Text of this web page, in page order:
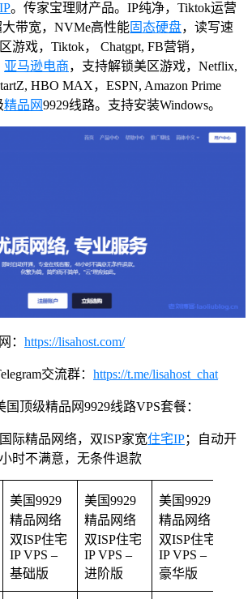
。传家宝理财产品。IP纯净，Tiktok运营
大带宽，NVMe高性能固态硬盘，读写速
游戏，Tiktok， Chatgpt, FB营销，
亚马逊电商，支持解锁美区游戏，Netflix,
HBO MAX，ESPN, Amazon Prime
精品网9929线路。支持安装Windows。
： https://lisahost.com/
交流群： https://t.me/lisahost_chat
国顶级精品网9929线路VPS套餐：
际精品网络，双ISP家宽住宅IP；自动开
时不满意，无条件退款
美国9929
精品网络
双ISP住宅
IP VPS –
基础版
美国9929
精品网络
双ISP住宅
IP VPS –
进阶版
美国9929
精品网络
双ISP住宅
IP VPS –
豪华版